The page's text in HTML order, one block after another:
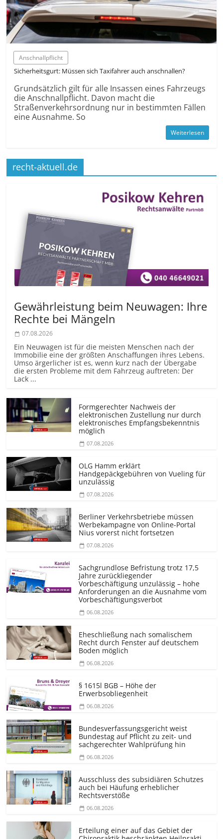
Anschnallpflicht
Sicherheitsgurt: Müssen sich Taxifahrer auch anschnallen?
Grundsätzlich gilt für alle Insassen eines Fahrzeugs
die Anschnallpflicht. Davon macht die
Straßenverkehrsordnung nur in bestimmten Fällen
eine Ausnahme. So
Weiterlesen
recht-aktuell.de
Gewährleistung beim Neuwagen: Ihre
Rechte bei Mängeln
07.08.2026
Ein Neuwagen ist für die meisten Menschen nach der
Immobilie eine der größten Anschaffungen ihres Lebens.
Umso ärgerlicher ist es, wenn kurz nach der Übergabe
die ersten Probleme mit dem Fahrzeug auftreten: Der
Lack ...
Formgerechter Nachweis der
elektronischen Zustellung nur durch
elektronisches Empfangsbekenntnis
möglich
07.08.2026
OLG Hamm erklärt
Handgepäckgebühren von Vueling für
unzulässig
07.08.2026
Berliner Verkehrsbetriebe müssen
Werbekampagne von Online-Portal
Nius vorerst nicht fortsetzen
07.08.2026
Sachgrundlose Befristung trotz 17,5
Jahre zurückliegender
Vorbeschäftigung unzulässig – hohe
Anforderungen an die Ausnahme vom
Vorbeschäf­tigungsverbot
06.08.2026
Eheschließung nach somalischem
Recht durch Fenster auf deutschem
Boden möglich
06.08.2026
§ 1615l BGB – Höhe der
Erwerbsobliegenheit
06.08.2026
Bundesver­fassungsgericht weist
Bundestag auf Pflicht zu zeit- und
sachgerechter Wahlprüfung hin
06.08.2026
Ausschluss des subsidiären Schutzes
auch bei Häufung erheblicher
Rechtsverstöße
06.08.2026
Erteilung einer auf das Gebiet der